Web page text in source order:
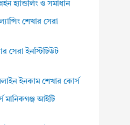
হ্যান্ডলিং ও সমাধান
শেখার সেরা
সেরা ইনস্টিটিউট
ইনকাম শেখার কোর্স
মানিকগঞ্জ আইটি